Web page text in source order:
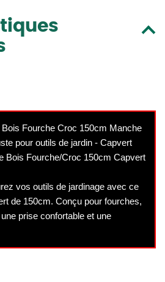
Bois Fourche Croc 150cm Manche
pour outils de jardin - Capvert
Bois Fourche/Croc 150cm Capvert
vos outils de jardinage avec ce
de 150cm. Conçu pour fourches,
prise confortable et une